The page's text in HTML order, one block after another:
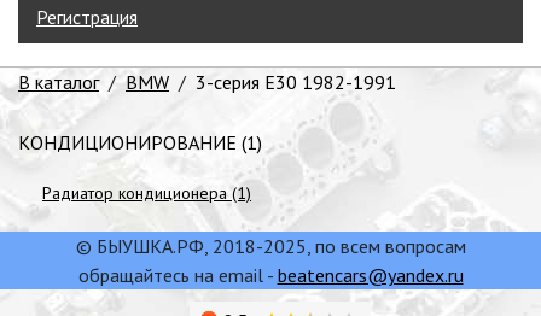
Регистрация
В каталог / BMW / 3-серия E30 1982-1991
КОНДИЦИОНИРОВАНИЕ (1)
Радиатор кондиционера (1)
© БЫУШКА.РФ, 2018-2025, по всем вопросам
обращайтесь на email - beatencars@yandex.ru